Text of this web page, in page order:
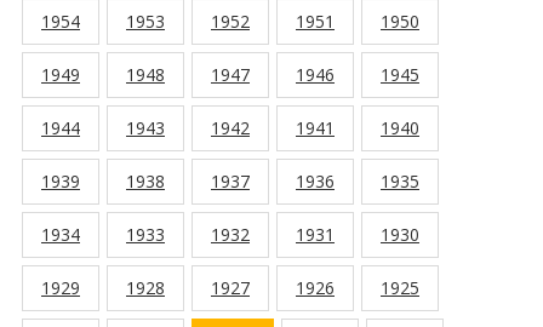
1954 1953 1952 1951 1950
1949 1948 1947 1946 1945
1944 1943 1942 1941 1940
1939 1938 1937 1936 1935
1934 1933 1932 1931 1930
1929 1928 1927 1926 1925